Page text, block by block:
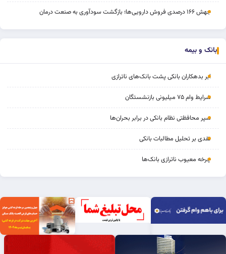
جهش ۱۶۶ درصدی فروش دارویی‌ها؛ بازگشت سودآوری به صنعت درمان
بانک و بیمه
ابر بدهکاران بانکی پشت بانک‌های ناترازی
شرایط وام ۷۵ میلیونی بازنشستگان
سپر محافظتی نظام بانکی در برابر بحران‌ها
نقدی بر تحلیل مطالبات بانکی
چرخه‌ معیوب ناترازی بانک‌ها